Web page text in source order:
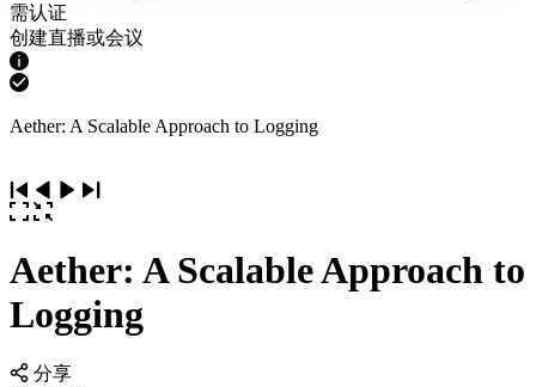
需认证
创建直播或会议
Aether: A Scalable Approach to Logging
Aether: A Scalable Approach to
Logging
分享